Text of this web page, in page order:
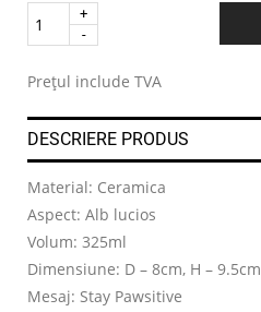
Quantity
Prețul include TVA
DESCRIERE PRODUS
Material: Ceramica
Aspect: Alb lucios
Volum: 325ml
Dimensiune: D – 8cm, H – 9.5cm
Mesaj: Stay Pawsitive